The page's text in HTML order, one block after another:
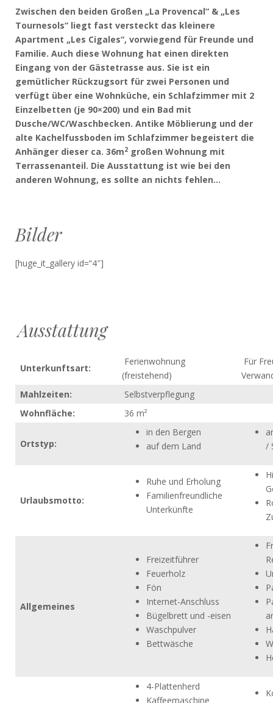
Zwischen den beiden Großen „La Provencal“ & „Les
Tournesols“ liegt fast versteckt das kleinere
Apartment „Les Cigales“, vorwiegend für Freunde und
Familie. Auch diese Wohnung hat einen direkten
Eingang von der Gästetrasse aus. Sie ist ein
gemütlicher Rückzugsort für zwei Personen und
verfügt über eine Wohnküche, ein Schlafzimmer mit 2
Einzelbetten (je 90×200) und ein Bad mit
Dusche/WC/Waschbecken. Antike Möblierung und der
alte Kachelfussboden im Schlafzimmer begeistert die
Anhänger dieser ca. 36m2 großen Wohnung mit
Terrassenanteil. Die Ausstattung ist wie bei den
anderen Wohnung, es sollte an nichts fehlen…
Bilder
[huge_it_gallery id=“4″]
Ausstattung
Unterkunftsart:
Ferienwohnung
(freistehend)
Für
Mahlzeiten:
Selbstverpflegung
Wohnfläche:
36 m²
Ortstyp:
in den Bergen
auf dem Land
/
Urlaubsmotto:
Ruhe und Erholung
Familienfreundliche
Unterkünfte
Allgemeines
Freizeitführer
Feuerholz
Fön
Internet-Anschluss
Bügelbrett und -eisen
Waschpulver
Bettwäsche
4-Plattenherd
Kaffeemaschine